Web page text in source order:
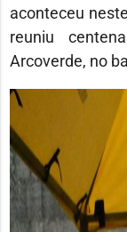
aconteceu
reuniu
Arcoverde, no